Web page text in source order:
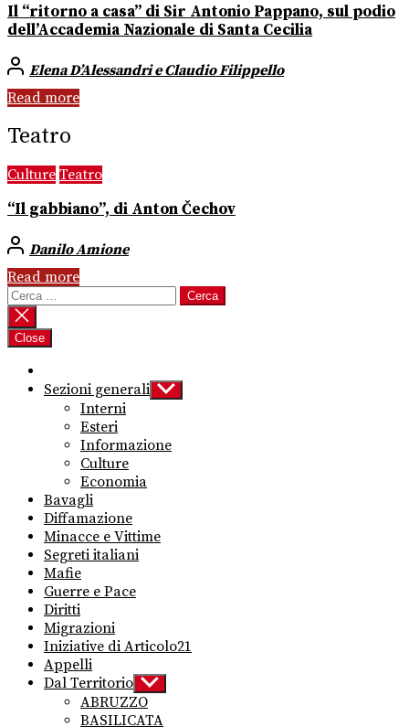
Il “ritorno a casa” di Sir Antonio Pappano, sul podio
dell’Accademia Nazionale di Santa Cecilia
Elena D’Alessandri e Claudio Filippello
Read more
Teatro
Culture Teatro
“Il gabbiano”, di Anton Čechov
Danilo Amione
Read more
Ricerca
per:
Close
Sezioni generali Show
sub
Interni
Esteri
Informazione
Culture
Economia
Bavagli
Diffamazione
Minacce e Vittime
Segreti italiani
Mafie
Guerre e Pace
Diritti
Migrazioni
Iniziative di Articolo21
Appelli
Dal Territorio Show
sub
menu
ABRUZZO
BASILICATA